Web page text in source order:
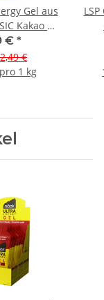
Gel aus
Kakao &
€ *
2,49 €
1 kg